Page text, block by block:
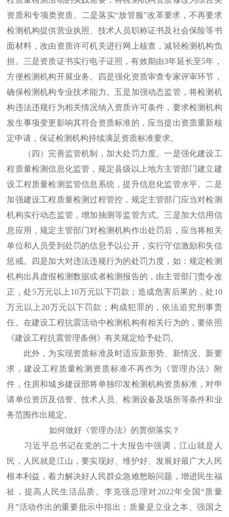
资质和专项类资质。二是落实“放管服”改革要求，不再要求
检测机构提供营业执照、技术人员职称证书及社会保险等书
面材料，改由资质许可机关进行网上核查，减轻检测机构负
担。三是资质证书实行电子证照，有效期由3年延长至5年，
方便检测机构开展业务。四是强化资质审查专家评审环节，
确保检测机构专业技术能力。五是加强动态监管，将检测机
构违法违规行为相关情况纳入资质许可条件，要求检测机构
发生事项变更影响其符合资质标准的，应当提出资质重新核
定申请，保证检测机构持续满足资质标准要求。
（四）完善监管机制，加大处罚力度。一是强化建设工
程质量检测信息化监管，规定县级以上地方主管部门建立建
设工程质量检测监管信息系统，提升信息化监管水平。二是
加强建设工程质量检测过程管控，规定主管部门应当对检测
机构实行动态监管，增加抽测等监管方式。三是加大信用信
息应用，规定主管部门对检测机构作出处罚后，应当将相关
单位和人员受到处罚的信息予以公开，实行守信激励和失信
惩戒。四是加大对违法违规行为的处罚力度，如：规定检测
机构出具虚假检测数据或者检测报告的，由主管部门责令改
正，处5万元以上10万元以下罚款；造成危害后果的，处10
万元以上20万元以下罚款；构成犯罪的，依法追究刑事责
任。在建设工程抗震活动中检测机构有相关行为的，要依照
《建设工程抗震管理条例》有关规定给予处罚。
此外，为实现资质标准及时适应新形势、新情况、新要
求，建设工程质量检测资质标准不再作为《管理办法》附
件，住房和城乡建设部将单独印发检测机构资质标准，对申
请单位资历及信誉、技术人员、检测设备及场所等条件和业
务范围作出规定。
如何做好《管理办法》的贯彻落实？
习近平总书记在党的二十大报告中强调，江山就是人
民，人民就是江山，要实现好、维护好、发展好最广大人民
根本利益，着力解决好人民群众急难愁盼问题，增进民生福
祉，提高人民生活品质。李克强总理对2022年全国“质量
月”活动作出的重要批示中指出：质量是立业之本、强国之